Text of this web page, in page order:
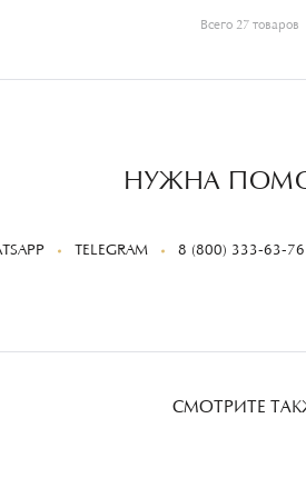
Всего 27 товаров
НУЖНА
TELEGRAM 8 (800) 333-63-76
СМОТРИТЕ